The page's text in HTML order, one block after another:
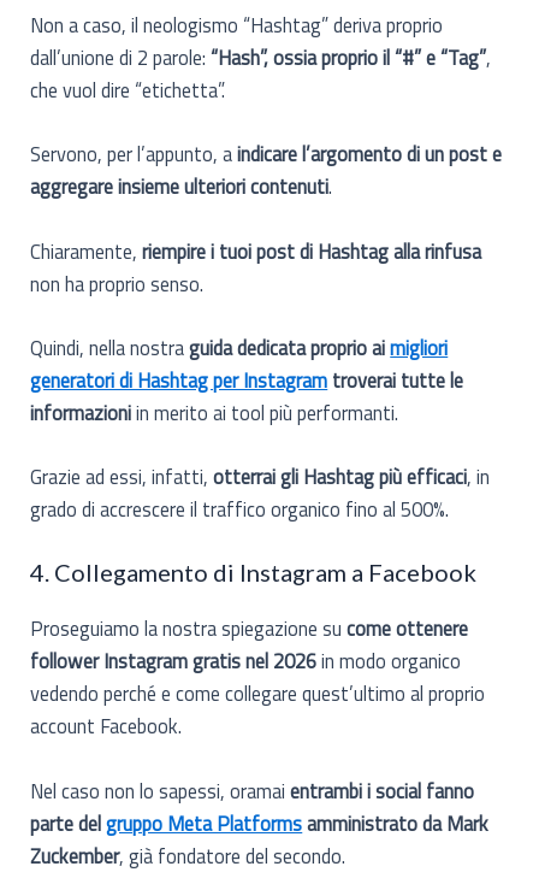
Non a caso, il neologismo “Hashtag” deriva proprio
dall’unione di 2 parole:“Hash”, ossia proprio il “#” e “Tag”,
che vuol dire “etichetta”.
Servono, per l’appunto, aindicare l’argomento di un post e
aggregare insieme ulteriori contenuti.
Chiaramente,riempire i tuoi post di Hashtag alla rinfusa
non ha proprio senso.
Quindi, nella nostraguida dedicata proprio aimigliori
generatori di Hashtag per Instagram troverai tutte le
informazioniin merito ai tool più performanti.
Grazie ad essi, infatti, otterrai gli Hashtag più efficaci, in
grado di accrescere il traffico organico fino al 500%.
4. Collegamento di Instagram a Facebook
Proseguiamo la nostra spiegazione sucome ottenere
follower Instagram gratis nel 2026in modo organico
vedendo perché e come collegare quest’ultimo al proprio
account Facebook.
Nel caso non lo sapessi, oramaientrambi i social fanno
parte delgruppo Meta Platformsamministrato da Mark
Zuckember, già fondatore del secondo.